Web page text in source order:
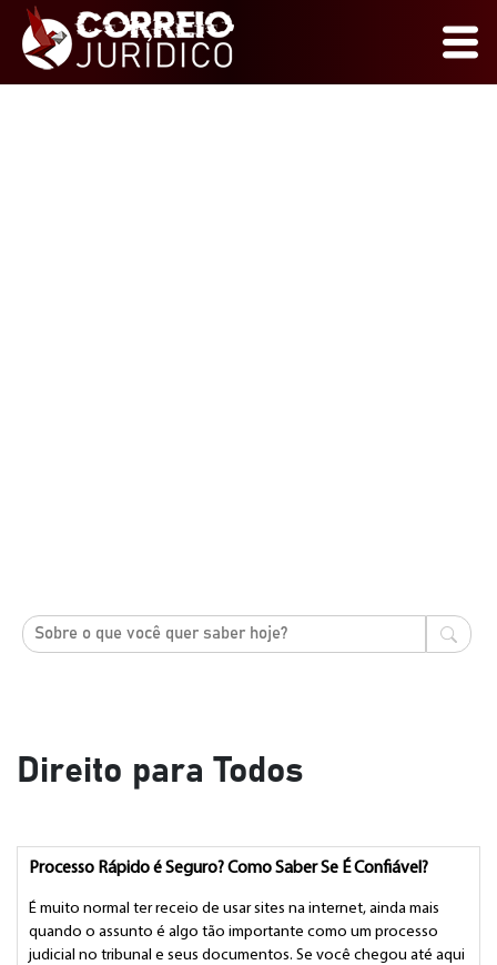
Direito para Todos
Processo Rápido é Seguro? Como Saber Se É Confiável?
É muito normal ter receio de usar sites na internet, ainda mais
quando o assunto é algo tão importante como um processo
judicial no tribunal e seus documentos. Se você chegou até aqui